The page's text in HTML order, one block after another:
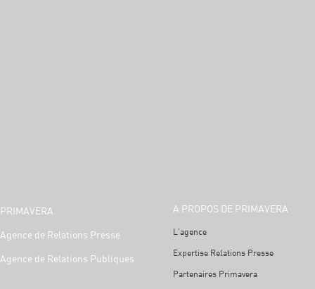
PRIMAVERA
Agence de Relations Presse
Agence de Relations Publiques
A PROPOS DE PRIMAVERA
L'agence
Expertise Relations Presse
Partenaires Primavera